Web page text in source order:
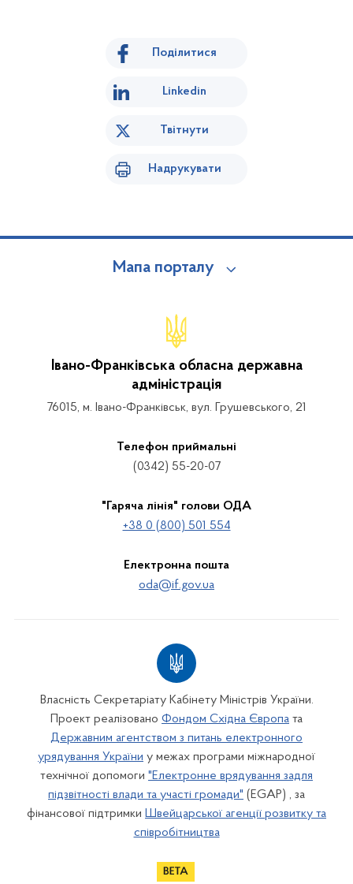
Поділитися
Linkedin
Твітнути
Надрукувати
Мапа порталу
Івано-Франківська обласна державна
адміністрація
76015, м. Івано-Франківськ, вул. Грушевського, 21
Телефон приймальні
(0342) 55-20-07
"Гаряча лінія" голови ОДА
+38 0 (800) 501 554
Електронна пошта
oda@if.gov.ua
Власність Секретаріату Кабінету Міністрів України.
Проект реалізовано Фондом Східна Європа та
Державним агентством з питань електронного
урядування України у межах програми міжнародної
технічної допомоги "Електронне врядування задля
підзвітності влади та участі громади" (EGAP) , за
фінансової підтримки Швейцарської агенції розвитку та
співробітництва